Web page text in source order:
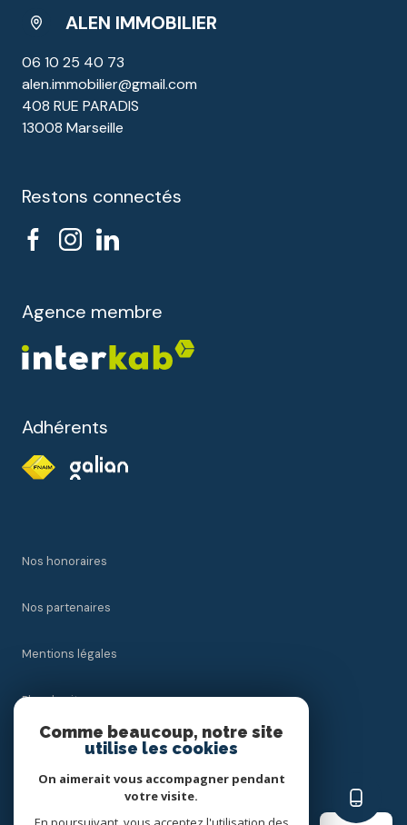
ALEN IMMOBILIER
06 10 25 40 73
alen.immobilier@gmail.com
408 RUE PARADIS
13008 Marseille
Restons connectés
Agence membre
Adhérents
Nos honoraires
Nos partenaires
Mentions légales
Plan du site
Comme beaucoup, notre site
utilise les cookies
On aimerait vous accompagner pendant
votre visite.